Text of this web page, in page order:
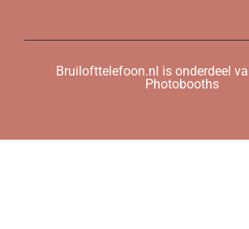
Bruilofttelefoon.nl is onderdeel
Photobooths